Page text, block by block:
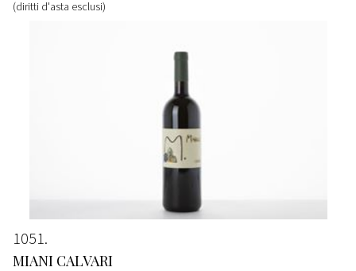
(diritti d'asta esclusi)
1051
MIANI CALVARI